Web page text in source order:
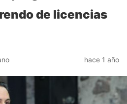
de licencias
hace 1 año